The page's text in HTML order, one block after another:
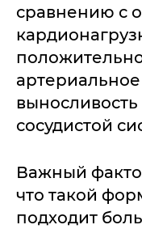
сравнению с
сосудистой
Важный
что такой
подходит